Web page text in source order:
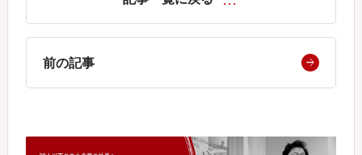
前の記事